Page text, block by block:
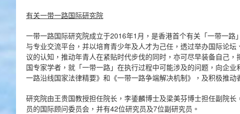
有关一带一路国际研究院
一带一路国际研究院成立于2016年1月，是香港首个有关「一带一
与专业交流平台，并以培育青少年及人才为己任，透过举办国际论
议的认知，推动年青人在紧贴时代步伐的同时，亦可尽早装备自己
国专家学者，就「一带一路」在执行过程中可能涉及的问题，向企
一路沿线国家法律精要》和《一带一路争端解决机制》，及积极推动
研究院由王贵国教授担任院长，李鋈麟博士及梁美芬博士担任副院
员的国际顾问委员会，并有42位研究员及7位副研究员。